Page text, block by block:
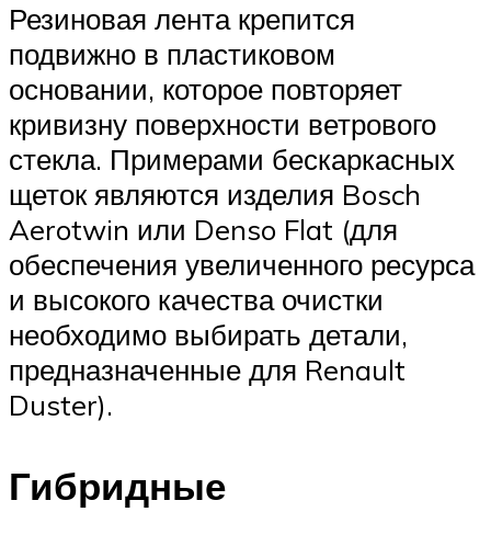
Резиновая лента крепится
подвижно в пластиковом
основании, которое повторяет
кривизну поверхности ветрового
стекла. Примерами бескаркасных
щеток являются изделия Bosch
Aerotwin или Denso Flat (для
обеспечения увеличенного ресурса
и высокого качества очистки
необходимо выбирать детали,
предназначенные для Renault
Duster).
Гибридные